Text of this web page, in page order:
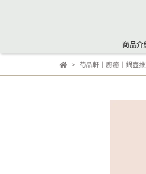
商品介
芍品軒｜廚癒｜鍋壺